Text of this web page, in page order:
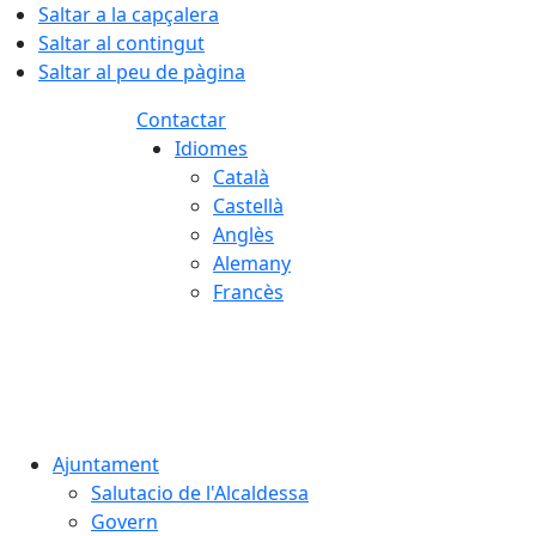
Saltar a la capçalera
Saltar al contingut
Saltar al peu de pàgina
Contactar
Idiomes
Català
Castellà
Anglès
Alemany
Francès
Ajuntament
Salutacio de l'Alcaldessa
Govern